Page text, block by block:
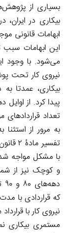
بسیاری از
بیکاری در
ابهامات قانونی
این ابهامات سبب
می‌شود. با وجود
نیروی کار تحت
بیکاری، عمدتا
پیدا کرد. از
تعداد
به مرور از
تفسیر
با مشکل مواجه
و کوچک نیز از
که قراردادی با
نیروی کار با
مستمری بیکاری